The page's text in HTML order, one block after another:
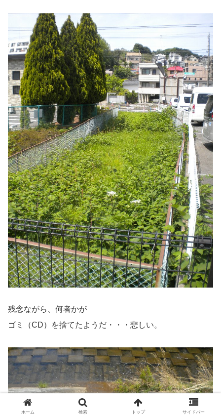
残念ながら、何者かが
ゴミ（CD）を捨てたようだ・・・悲しい。
ホーム 検索 トップ サイドバー